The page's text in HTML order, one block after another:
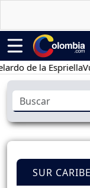
la EspriellaVuelta
SUR